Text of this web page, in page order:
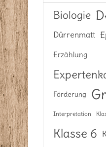
Biologie
Dürrenmatt
Erzählung
Förderung
Interpretation
Klasse 6